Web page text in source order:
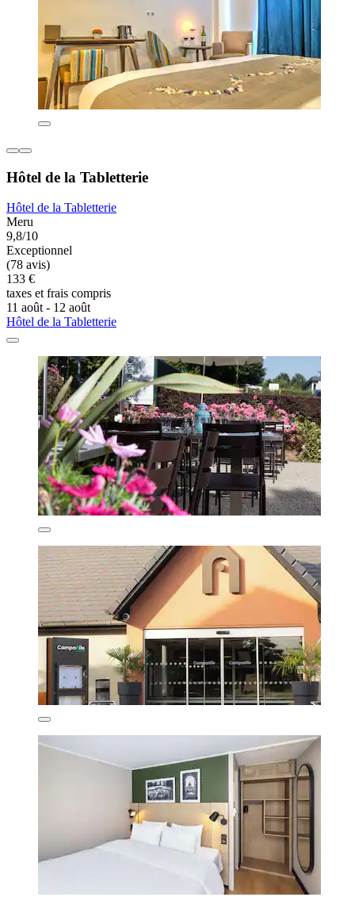
Hôtel de la Tabletterie
Hôtel de la Tabletterie
Meru
9,8/10
Exceptionnel
(78 avis)
133 €
taxes et frais compris
11 août - 12 août
Hôtel de la Tabletterie